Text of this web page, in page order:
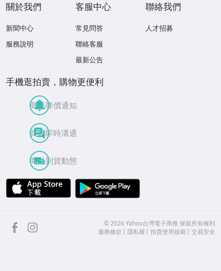
關於我們
新聞中心
服務說明
客服中心
常見問答
聯絡客服
最新公告
聯絡我們
人才招募
手機逛拍賣，購物更便利
商品降價通知
買賣即時溝通
商品到貨動態
APP Store
facebook ©2026 Yahoo台灣電子商務 保留所有權利
服務條款
隱私權 拍賣使用規範 交易安全